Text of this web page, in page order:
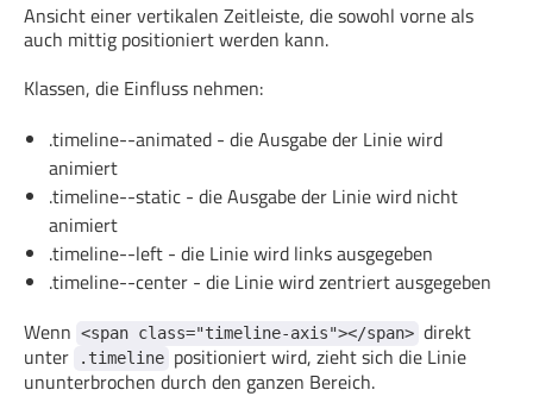
Navigation Notifications Tabs
Tabellen Tooltip Timeline
Slider Wrapper
Github
Mein Phoenix
Ansicht einer vertikalen Zeitleiste, die sowohl vorne als
auch mittig positioniert werden kann.
Klassen, die Einfluss nehmen:
.timeline--animated - die Ausgabe der Linie wird
animiert
.timeline--static - die Ausgabe der Linie wird nicht
animiert
.timeline--left - die Linie wird links ausgegeben
.timeline--center - die Linie wird zentriert ausgegeben
Wenn <span class="timeline-axis"></span> direkt
unter
.timeline positioniert wird, zieht sich die Linie
ununterbrochen durch den ganzen Bereich.